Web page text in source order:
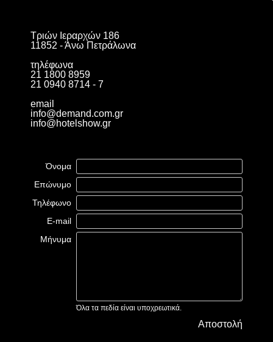
Τριών Ιεραρχών 186
11852 - Άνω Πετράλωνα
τηλέφωνα
21 1800 8959
21 0940 8714 - 7
email
info@demand.com.gr
info@hotelshow.gr
Όνομα
Επώνυμο
Τηλέφωνο
E-mail
Μήνυμα
Όλα τα πεδία είναι υποχρεωτικά.
Αποστολή